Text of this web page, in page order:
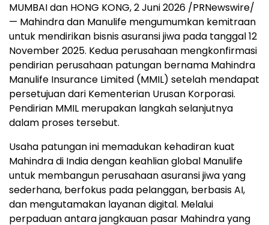
MUMBAI dan HONG KONG,2 Juni 2026 /PRNewswire/
— Mahindra dan Manulife mengumumkan kemitraan
untuk mendirikan bisnis asuransi jiwa pada tanggal 12
November 2025. Kedua perusahaan mengkonfirmasi
pendirian perusahaan patungan bernama Mahindra
Manulife Insurance Limited (MMIL) setelah mendapat
persetujuan dari Kementerian Urusan Korporasi.
Pendirian MMIL merupakan langkah selanjutnya
dalam proses tersebut.
Usaha patungan ini memadukan kehadiran kuat
Mahindra di India dengan keahlian global Manulife
untuk membangun perusahaan asuransi jiwa yang
sederhana, berfokus pada pelanggan, berbasis AI,
dan mengutamakan layanan digital. Melalui
perpaduan antara jangkauan pasar Mahindra yang